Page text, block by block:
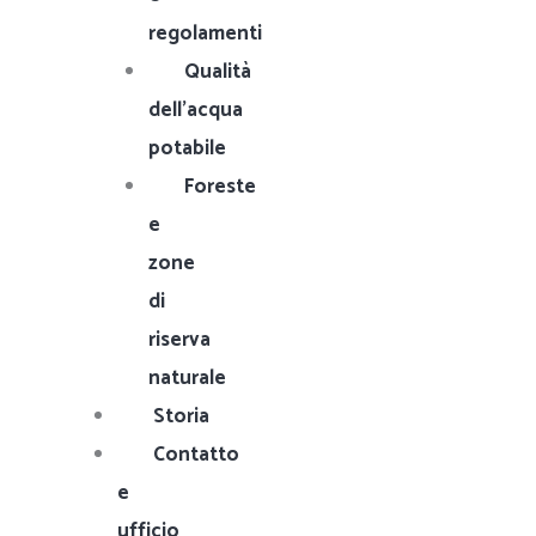
regolamenti
Qualità
dell'acqua
potabile
Foreste
e
zone
di
riserva
naturale
Storia
Contatto
e